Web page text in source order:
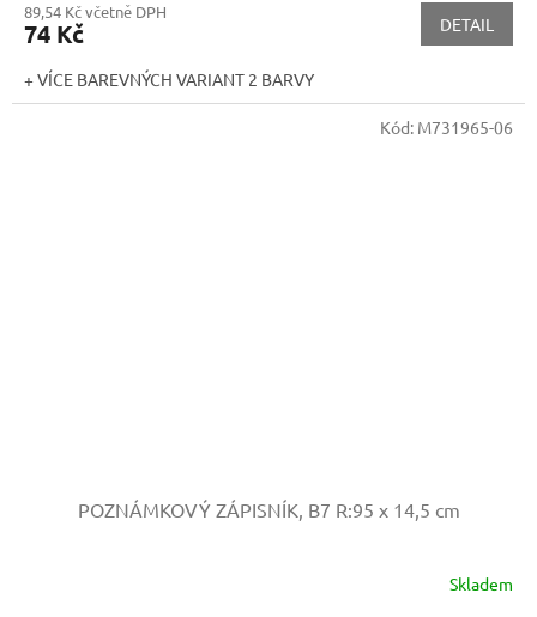
89,54 Kč včetně DPH
74 Kč DETAIL
+ VÍCE BAREVNÝCH VARIANT 2 BARVY
POZNÁMKOVÝ ZÁPISNÍK, B7 R:95 x 14,5 cm
Skladem
Kód: M731965-06